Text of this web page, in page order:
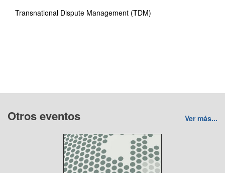
Transnational Dispute Management (TDM)
Otros eventos Ver más...